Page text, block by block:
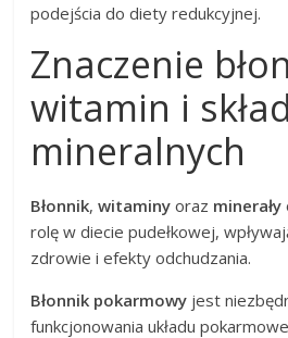
podejścia do diety redukcyjnej.
Znaczenie
witamin i
mineralnych
Błonnik,witaminy oraz minerały
rolę w diecie pudełkowej,
zdrowie i efekty odchudzania.
Błonnik pokarmowy jest
funkcjonowania układu